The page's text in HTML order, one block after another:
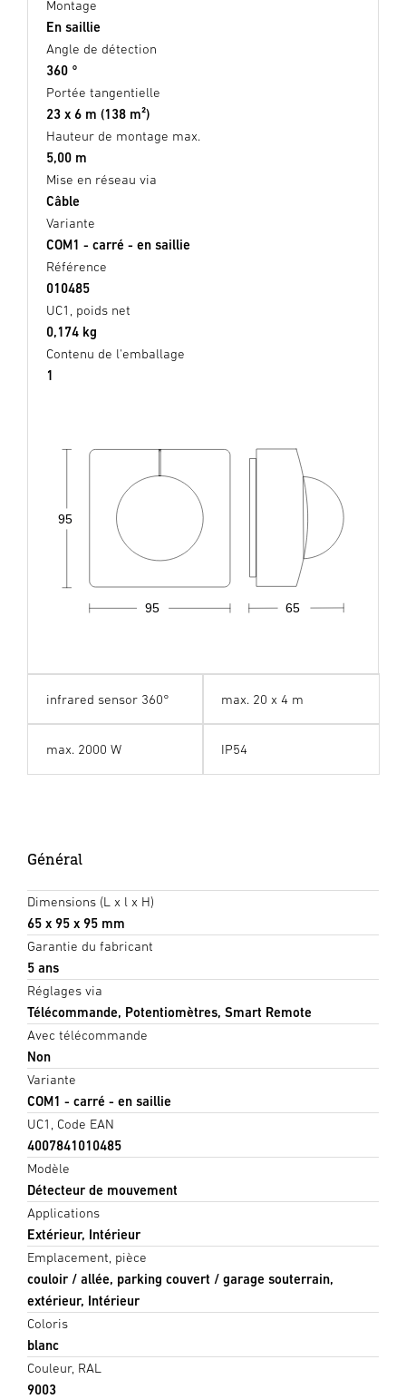
Montage
En saillie
Angle de détection
360 °
Portée tangentielle
23 x 6 m (138 m²)
Hauteur de montage max.
5,00 m
Mise en réseau via
Câble
Variante
COM1 - carré - en saillie
Référence
010485
UC1, poids net
0,174 kg
Contenu de l'emballage
1
65
95
95
infrared sensor 360° max. 20 x 4 m
max. 2000 W IP54
Général
Dimensions (L x l x H)
65 x 95 x 95 mm
Garantie du fabricant
5 ans
Réglages via
Télécommande, Potentiomètres, Smart Remote
Avec télécommande
Non
Variante
COM1 - carré - en saillie
UC1, Code EAN
4007841010485
Modèle
Détecteur de mouvement
Applications
Extérieur, Intérieur
Emplacement, pièce
couloir / allée, parking couvert / garage souterrain,
extérieur, Intérieur
Coloris
blanc
Couleur, RAL
9003